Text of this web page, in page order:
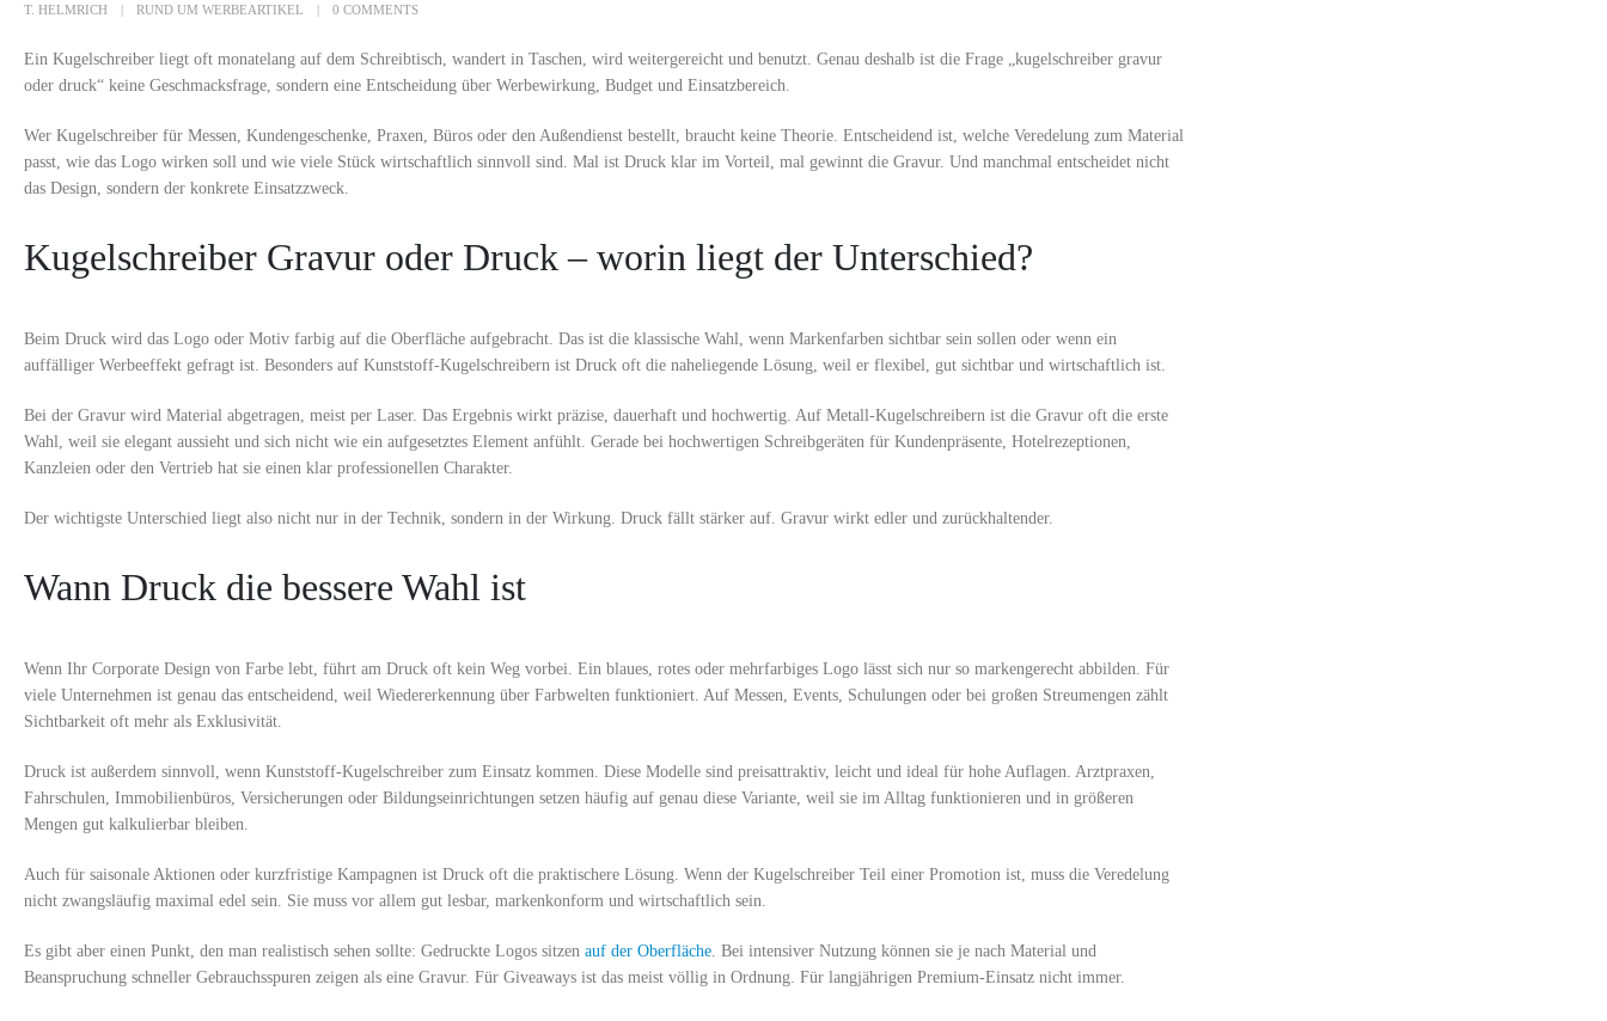
T. HELMRICH RUND UM WERBEARTIKEL 0 COMMENTS
Ein Kugelschreiber liegt oft monatelang auf dem Schreibtisch, wandert in Taschen, wird weitergereicht und benutzt. Genau deshalb ist die Frage „kugelschreiber gravur
oder druck“ keine Geschmacksfrage, sondern eine Entscheidung über Werbewirkung, Budget und Einsatzbereich.
Wer Kugelschreiber für Messen, Kundengeschenke, Praxen, Büros oder den Außendienst bestellt, braucht keine Theorie. Entscheidend ist, welche Veredelung zum Material
passt, wie das Logo wirken soll und wie viele Stück wirtschaftlich sinnvoll sind. Mal ist Druck klar im Vorteil, mal gewinnt die Gravur. Und manchmal entscheidet nicht
das Design, sondern der konkrete Einsatzzweck.
Kugelschreiber Gravur oder Druck – worin liegt der Unterschied?
Beim Druck wird das Logo oder Motiv farbig auf die Oberfläche aufgebracht. Das ist die klassische Wahl, wenn Markenfarben sichtbar sein sollen oder wenn ein
auffälliger Werbeeffekt gefragt ist. Besonders auf Kunststoff-Kugelschreibern ist Druck oft die naheliegende Lösung, weil er flexibel, gut sichtbar und wirtschaftlich ist.
Bei der Gravur wird Material abgetragen, meist per Laser. Das Ergebnis wirkt präzise, dauerhaft und hochwertig. Auf Metall-Kugelschreibern ist die Gravur oft die erste
Wahl, weil sie elegant aussieht und sich nicht wie ein aufgesetztes Element anfühlt. Gerade bei hochwertigen Schreibgeräten für Kundenpräsente, Hotelrezeptionen,
Kanzleien oder den Vertrieb hat sie einen klar professionellen Charakter.
Der wichtigste Unterschied liegt also nicht nur in der Technik, sondern in der Wirkung. Druck fällt stärker auf. Gravur wirkt edler und zurückhaltender.
Wann Druck die bessere Wahl ist
Wenn Ihr Corporate Design von Farbe lebt, führt am Druck oft kein Weg vorbei. Ein blaues, rotes oder mehrfarbiges Logo lässt sich nur so markengerecht abbilden. Für
viele Unternehmen ist genau das entscheidend, weil Wiedererkennung über Farbwelten funktioniert. Auf Messen, Events, Schulungen oder bei großen Streumengen zählt
Sichtbarkeit oft mehr als Exklusivität.
Druck ist außerdem sinnvoll, wenn Kunststoff-Kugelschreiber zum Einsatz kommen. Diese Modelle sind preisattraktiv, leicht und ideal für hohe Auflagen. Arztpraxen,
Fahrschulen, Immobilienbüros, Versicherungen oder Bildungseinrichtungen setzen häufig auf genau diese Variante, weil sie im Alltag funktionieren und in größeren
Mengen gut kalkulierbar bleiben.
Auch für saisonale Aktionen oder kurzfristige Kampagnen ist Druck oft die praktischere Lösung. Wenn der Kugelschreiber Teil einer Promotion ist, muss die Veredelung
nicht zwangsläufig maximal edel sein. Sie muss vor allem gut lesbar, markenkonform und wirtschaftlich sein.
Es gibt aber einen Punkt, den man realistisch sehen sollte: Gedruckte Logos sitzen auf der Oberfläche . Bei intensiver Nutzung können sie je nach Material und
Beanspruchung schneller Gebrauchsspuren zeigen als eine Gravur. Für Giveaways ist das meist völlig in Ordnung. Für langjährigen Premium-Einsatz nicht immer.